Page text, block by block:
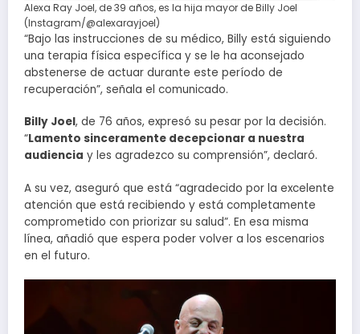
Alexa Ray Joel, de 39 años, es la hija mayor de Billy Joel
(Instagram/@alexarayjoel)
“Bajo las instrucciones de su médico, Billy está siguiendo
una terapia física específica y se le ha aconsejado
abstenerse de actuar durante este período de
recuperación”, señala el comunicado.
Billy Joel, de 76 años, expresó su pesar por la decisión.
“Lamento sinceramente decepcionar a nuestra
audiencia y les agradezco su comprensión”, declaró.
A su vez, aseguró que está “agradecido por la excelente
atención que está recibiendo y está completamente
comprometido con priorizar su salud”. En esa misma
línea, añadió que espera poder volver a los escenarios
en el futuro.